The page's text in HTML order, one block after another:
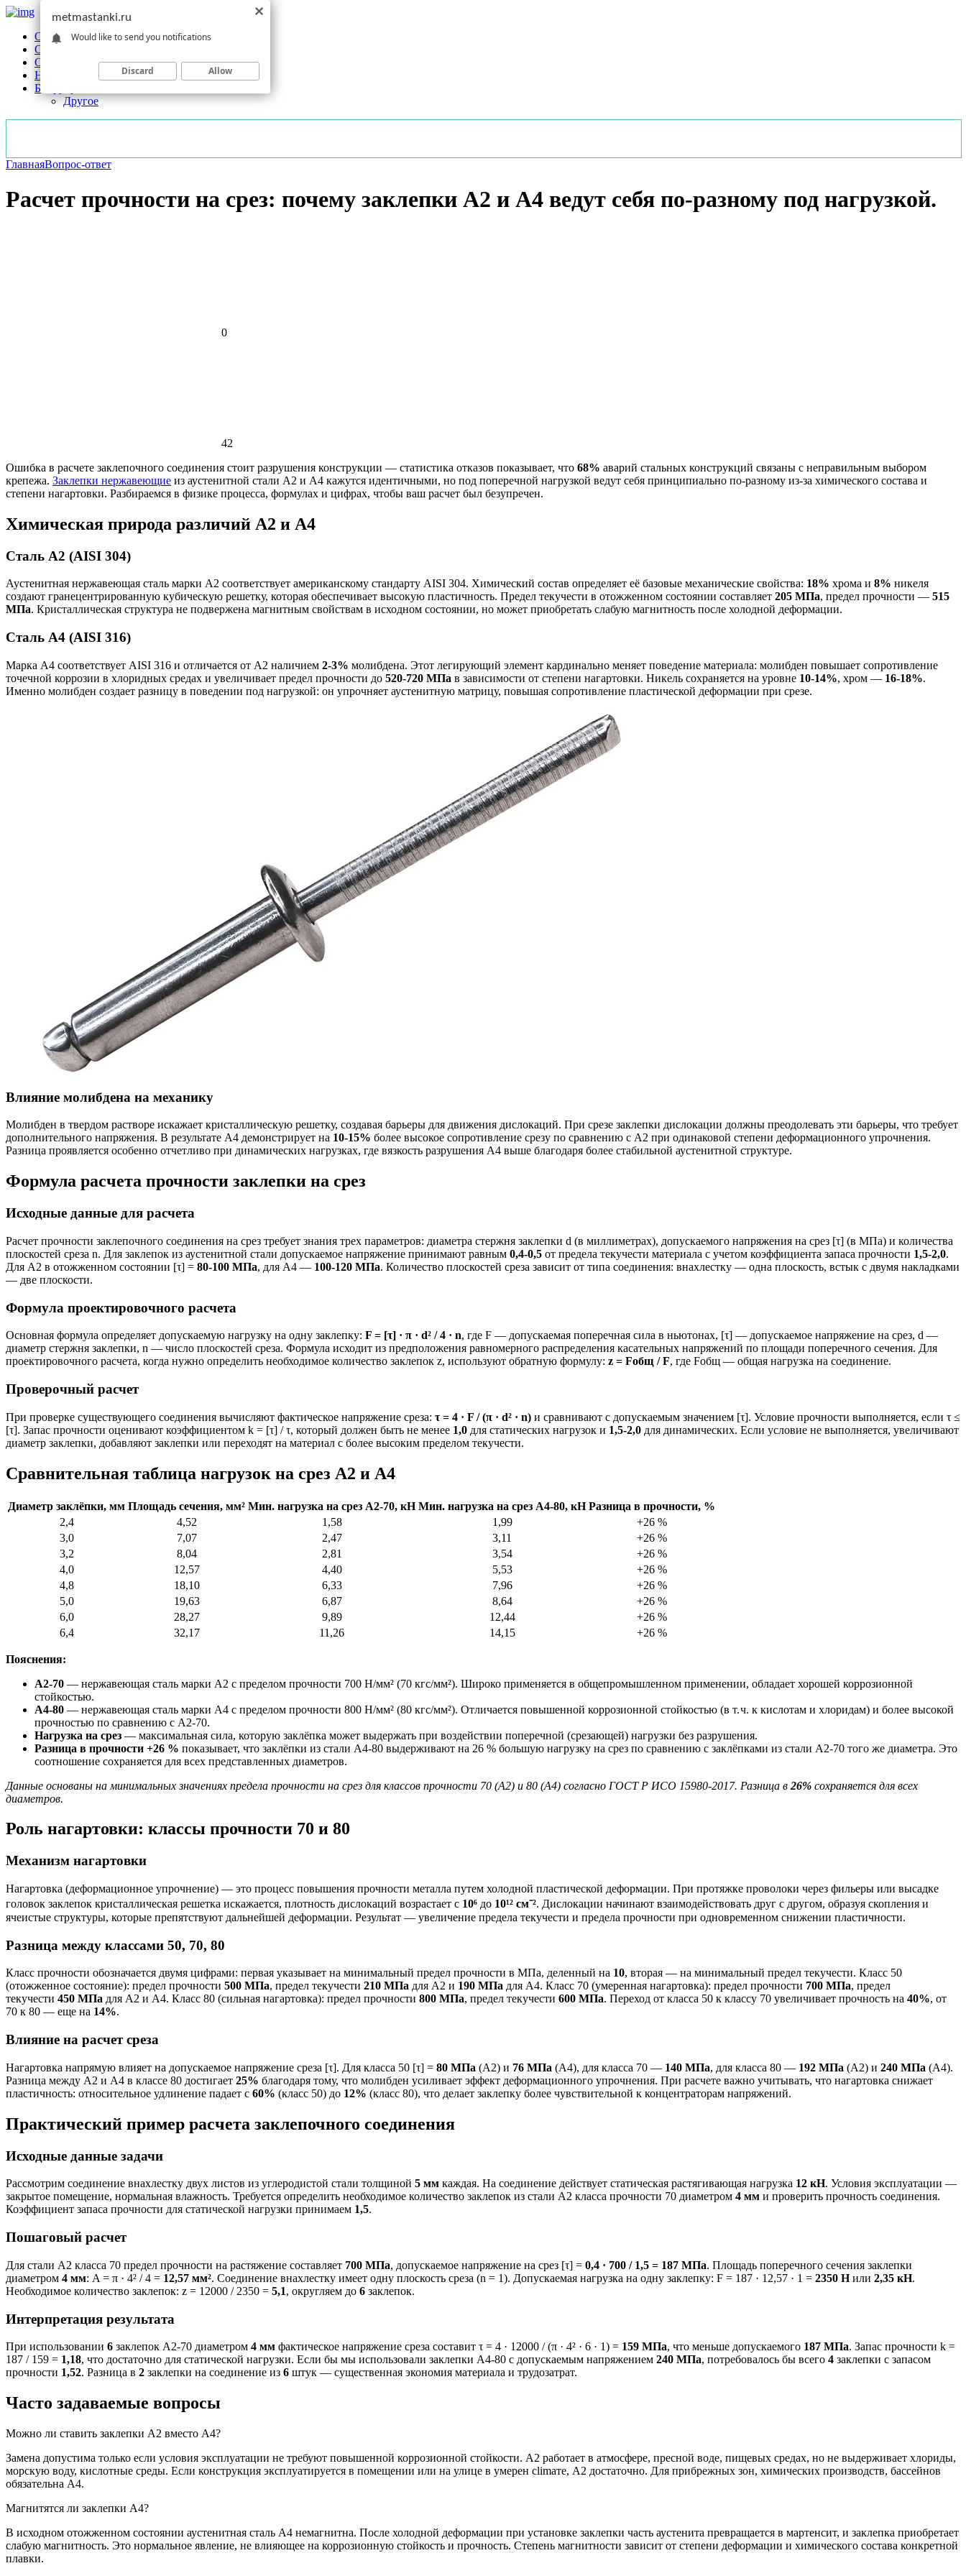
Обзоры станков
Оборудование
Обработка
Новости отрасли
Без рубрики
Другое
ГлавнаяВопрос-ответ
Расчет прочности на срез: почему заклепки А2 и А4 ведут себя по-разному под нагрузкой.
0
42
Ошибка в расчете заклепочного соединения стоит разрушения конструкции — статистика отказов показывает, что 68% аварий стальных конструкций связаны с неправильным выбором
крепежа. Заклепки нержавеющие из аустенитной стали А2 и А4 кажутся идентичными, но под поперечной нагрузкой ведут себя принципиально по-разному из-за химического состава и
степени нагартовки. Разбираемся в физике процесса, формулах и цифрах, чтобы ваш расчет был безупречен.
Химическая природа различий А2 и А4
Сталь А2 (AISI 304)
Аустенитная нержавеющая сталь марки А2 соответствует американскому стандарту AISI 304. Химический состав определяет её базовые механические свойства: 18% хрома и 8% никеля
создают гранецентрированную кубическую решетку, которая обеспечивает высокую пластичность. Предел текучести в отожженном состоянии составляет 205 МПа, предел прочности — 515
МПа. Кристаллическая структура не подвержена магнитным свойствам в исходном состоянии, но может приобретать слабую магнитность после холодной деформации.
Сталь А4 (AISI 316)
Марка А4 соответствует AISI 316 и отличается от А2 наличием 2-3% молибдена. Этот легирующий элемент кардинально меняет поведение материала: молибден повышает сопротивление
точечной коррозии в хлоридных средах и увеличивает предел прочности до 520-720 МПа в зависимости от степени нагартовки. Никель сохраняется на уровне 10-14%, хром — 16-18%.
Именно молибден создает разницу в поведении под нагрузкой: он упрочняет аустенитную матрицу, повышая сопротивление пластической деформации при срезе.
Влияние молибдена на механику
Молибден в твердом растворе искажает кристаллическую решетку, создавая барьеры для движения дислокаций. При срезе заклепки дислокации должны преодолевать эти барьеры, что требует
дополнительного напряжения. В результате А4 демонстрирует на 10-15% более высокое сопротивление срезу по сравнению с А2 при одинаковой степени деформационного упрочнения.
Разница проявляется особенно отчетливо при динамических нагрузках, где вязкость разрушения А4 выше благодаря более стабильной аустенитной структуре.
Формула расчета прочности заклепки на срез
Исходные данные для расчета
Расчет прочности заклепочного соединения на срез требует знания трех параметров: диаметра стержня заклепки d (в миллиметрах), допускаемого напряжения на срез [τ] (в МПа) и количества
плоскостей среза n. Для заклепок из аустенитной стали допускаемое напряжение принимают равным 0,4-0,5 от предела текучести материала с учетом коэффициента запаса прочности 1,5-2,0.
Для А2 в отожженном состоянии [τ] = 80-100 МПа, для А4 — 100-120 МПа. Количество плоскостей среза зависит от типа соединения: внахлестку — одна плоскость, встык с двумя накладками
— две плоскости.
Формула проектировочного расчета
Основная формула определяет допускаемую нагрузку на одну заклепку: F = [τ] · π · d² / 4 · n, где F — допускаемая поперечная сила в ньютонах, [τ] — допускаемое напряжение на срез, d —
диаметр стержня заклепки, n — число плоскостей среза. Формула исходит из предположения равномерного распределения касательных напряжений по площади поперечного сечения. Для
проектировочного расчета, когда нужно определить необходимое количество заклепок z, используют обратную формулу: z = Fобщ / F, где Fобщ — общая нагрузка на соединение.
Проверочный расчет
При проверке существующего соединения вычисляют фактическое напряжение среза: τ = 4 · F / (π · d² · n) и сравнивают с допускаемым значением [τ]. Условие прочности выполняется, если τ ≤
[τ]. Запас прочности оценивают коэффициентом k = [τ] / τ, который должен быть не менее 1,0 для статических нагрузок и 1,5-2,0 для динамических. Если условие не выполняется, увеличивают
диаметр заклепки, добавляют заклепки или переходят на материал с более высоким пределом текучести.
Сравнительная таблица нагрузок на срез А2 и А4
Диаметр заклёпки, мм Площадь сечения, мм² Мин. нагрузка на срез А2‑70, кН Мин. нагрузка на срез А4‑80, кН Разница в прочности, %
2,4
4,52 1,58 1,99 +26 %
3,0
7,07 2,47 3,11 +26 %
3,2
8,04 2,81 3,54 +26 %
4,0
12,57 4,40 5,53 +26 %
4,8
18,10 6,33 7,96 +26 %
5,0
19,63 6,87 8,64 +26 %
6,0
28,27 9,89 12,44 +26 %
6,4
32,17 11,26 14,15 +26 %
Пояснения:
А2‑70 — нержавеющая сталь марки А2 с пределом прочности 700 Н/мм² (70 кгс/мм²). Широко применяется в общепромышленном применении, обладает хорошей коррозионной
стойкостью.
А4‑80 — нержавеющая сталь марки А4 с пределом прочности 800 Н/мм² (80 кгс/мм²). Отличается повышенной коррозионной стойкостью (в т.ч. к кислотам и хлоридам) и более высокой
прочностью по сравнению с А2‑70.
Нагрузка на срез — максимальная сила, которую заклёпка может выдержать при воздействии поперечной (срезающей) нагрузки без разрушения.
Разница в прочности +26 % показывает, что заклёпки из стали А4‑80 выдерживают на 26 % большую нагрузку на срез по сравнению с заклёпками из стали А2‑70 того же диаметра. Это
соотношение сохраняется для всех представленных диаметров.
Данные основаны на минимальных значениях предела прочности на срез для классов прочности 70 (А2) и 80 (А4) согласно ГОСТ Р ИСО 15980-2017. Разница в 26% сохраняется для всех
диаметров.
Роль нагартовки: классы прочности 70 и 80
Механизм нагартовки
Нагартовка (деформационное упрочнение) — это процесс повышения прочности металла путем холодной пластической деформации. При протяжке проволоки через фильеры или высадке
головок заклепок кристаллическая решетка искажается, плотность дислокаций возрастает с 10⁶ до 10¹² см⁻². Дислокации начинают взаимодействовать друг с другом, образуя скопления и
ячеистые структуры, которые препятствуют дальнейшей деформации. Результат — увеличение предела текучести и предела прочности при одновременном снижении пластичности.
Разница между классами 50, 70, 80
Класс прочности обозначается двумя цифрами: первая указывает на минимальный предел прочности в МПа, деленный на 10, вторая — на минимальный предел текучести. Класс 50
(отожженное состояние): предел прочности 500 МПа, предел текучести 210 МПа для А2 и 190 МПа для А4. Класс 70 (умеренная нагартовка): предел прочности 700 МПа, предел
текучести 450 МПа для А2 и А4. Класс 80 (сильная нагартовка): предел прочности 800 МПа, предел текучести 600 МПа. Переход от класса 50 к классу 70 увеличивает прочность на 40%, от
70 к 80 — еще на 14%.
Влияние на расчет среза
Нагартовка напрямую влияет на допускаемое напряжение среза [τ]. Для класса 50 [τ] = 80 МПа (А2) и 76 МПа (А4), для класса 70 — 140 МПа, для класса 80 — 192 МПа (А2) и 240 МПа (А4).
Разница между А2 и А4 в классе 80 достигает 25% благодаря тому, что молибден усиливает эффект деформационного упрочнения. При расчете важно учитывать, что нагартовка снижает
пластичность: относительное удлинение падает с 60% (класс 50) до 12% (класс 80), что делает заклепку более чувствительной к концентраторам напряжений.
Практический пример расчета заклепочного соединения
Исходные данные задачи
Рассмотрим соединение внахлестку двух листов из углеродистой стали толщиной 5 мм каждая. На соединение действует статическая растягивающая нагрузка 12 кН. Условия эксплуатации —
закрытое помещение, нормальная влажность. Требуется определить необходимое количество заклепок из стали А2 класса прочности 70 диаметром 4 мм и проверить прочность соединения.
Коэффициент запаса прочности для статической нагрузки принимаем 1,5.
Пошаговый расчет
Для стали А2 класса 70 предел прочности на растяжение составляет 700 МПа, допускаемое напряжение на срез [τ] = 0,4 · 700 / 1,5 = 187 МПа. Площадь поперечного сечения заклепки
диаметром 4 мм: A = π · 4² / 4 = 12,57 мм². Соединение внахлестку имеет одну плоскость среза (n = 1). Допускаемая нагрузка на одну заклепку: F = 187 · 12,57 · 1 = 2350 Нили 2,35 кН.
Необходимое количество заклепок: z = 12000 / 2350 = 5,1, округляем до 6 заклепок.
Интерпретация результата
При использовании 6 заклепок А2-70 диаметром 4 мм фактическое напряжение среза составит τ = 4 · 12000 / (π · 4² · 6 · 1) = 159 МПа, что меньше допускаемого 187 МПа. Запас прочности k =
187 / 159 = 1,18, что достаточно для статической нагрузки. Если бы мы использовали заклепки А4-80 с допускаемым напряжением 240 МПа, потребовалось бы всего 4 заклепки с запасом
прочности 1,52. Разница в 2 заклепки на соединение из 6 штук — существенная экономия материала и трудозатрат.
Часто задаваемые вопросы
Можно ли ставить заклепки А2 вместо А4?
Замена допустима только если условия эксплуатации не требуют повышенной коррозионной стойкости. А2 работает в атмосфере, пресной воде, пищевых средах, но не выдерживает хлориды,
морскую воду, кислотные среды. Если конструкция эксплуатируется в помещении или на улице в умерен climате, А2 достаточно. Для прибрежных зон, химических производств, бассейнов
обязательна А4.
Магнитятся ли заклепки А4?
В исходном отожженном состоянии аустенитная сталь А4 немагнитна. После холодной деформации при установке заклепки часть аустенита превращается в мартенсит, и заклепка приобретает
слабую магнитность. Это нормальное явление, не влияющее на коррозионную стойкость и прочность. Степень магнитности зависит от степени деформации и химического состава конкретной
плавки.
metmastanki.ru
Would like to send you notifications
Discard Allow